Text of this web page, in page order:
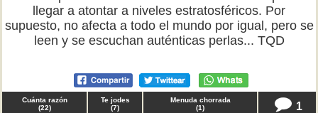
llegar a atontar a niveles estratosféricos. Por
supuesto, no afecta a todo el mundo por igual, pero se
leen y se escuchan auténticas perlas... TQD
Cuánta razón
(22)
Te jodes
(7)
Menuda chorrada
(1) 1